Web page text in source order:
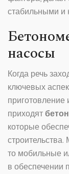
стабильными
насосы
Когда речь
ключевых
приходят
которые
то мобильные
в обеспечении